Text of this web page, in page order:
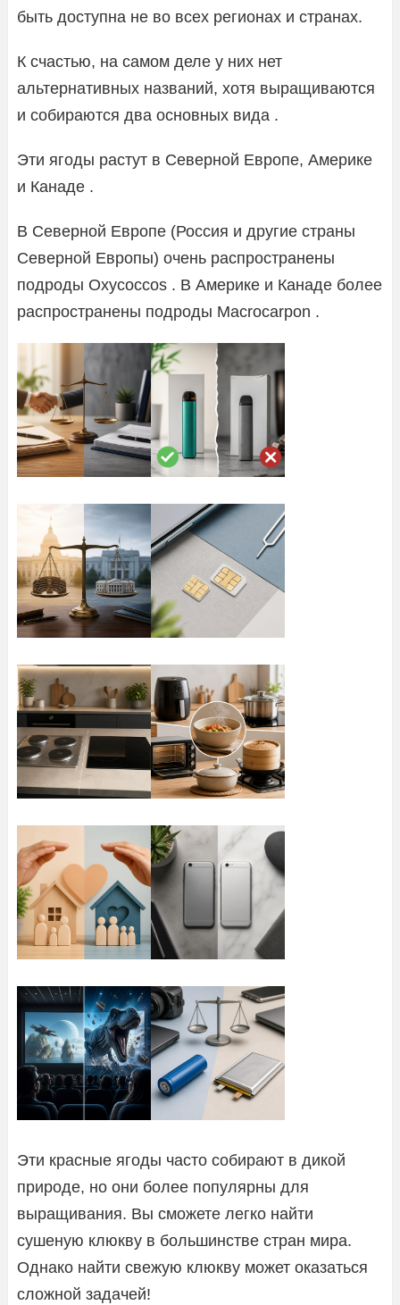
быть доступна не во всех регионах и странах.
К счастью, на самом деле у них нет
альтернативных названий, хотя выращиваются
и собираются два основных вида .
Эти ягоды растут в Северной Европе, Америке
и Канаде .
В Северной Европе (Россия и другие страны
Северной Европы) очень распространены
подроды Oxycoccos . В Америке и Канаде более
распространены подроды Macrocarpon .
Эти красные ягоды часто собирают в дикой
природе, но они более популярны для
выращивания. Вы сможете легко найти
сушеную клюкву в большинстве стран мира.
Однако найти свежую клюкву может оказаться
сложной задачей!